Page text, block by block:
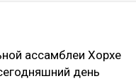
ассамблеи Хорхе
день